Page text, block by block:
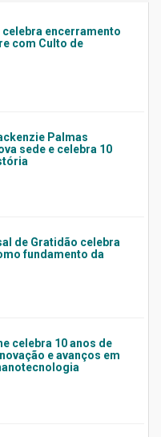
celebra encerramento
com Culto de
Palmas
sede e celebra 10
de Gratidão celebra
fundamento da
celebra 10 anos de
e avanços em